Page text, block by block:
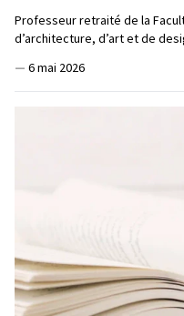
Professeur retraité de la
d’architecture, d’art et de
— 6 mai 2026